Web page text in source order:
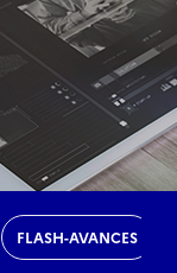
FLASH-AVANCES